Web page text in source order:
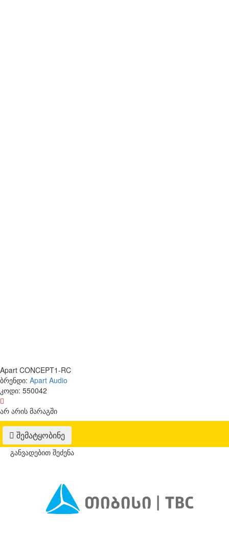
Apart CONCEPT1-RC
ბრენდი: Apart Audio
კოდი: 550042
არ არის მარაგში
შემატყობინე
განვადებით შეძენა